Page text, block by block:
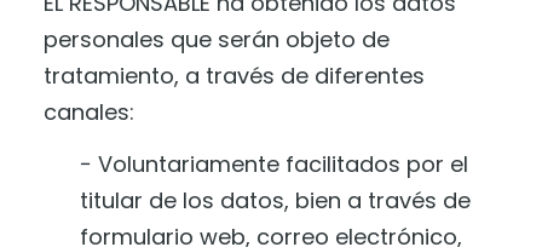
personales que serán objeto de
tratamiento, a través de diferentes
canales:
− Voluntariamente facilitados por el
titular de los datos, bien a través de
formulario web, correo electrónico,